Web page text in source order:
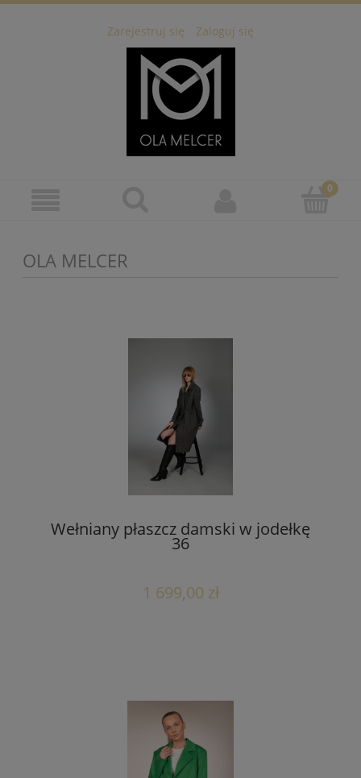
Zarejestruj się Zaloguj się
OLA MELCER
Wełniany płaszcz damski w jodełkę
36
1 699,00 zł